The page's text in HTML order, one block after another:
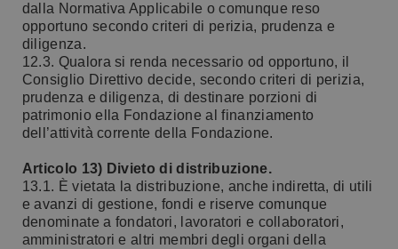
dalla Normativa Applicabile o comunque reso
opportuno secondo criteri di perizia, prudenza e
diligenza.
12.3. Qualora si renda necessario od opportuno, il
Consiglio Direttivo decide, secondo criteri di perizia,
prudenza e diligenza, di destinare porzioni di
patrimonio ella Fondazione al finanziamento
dell’attività corrente della Fondazione.
Articolo 13) Divieto di distribuzione.
13.1. È vietata la distribuzione, anche indiretta, di utili
e avanzi di gestione, fondi e riserve comunque
denominate a fondatori, lavoratori e collaboratori,
amministratori e altri membri degli organi della